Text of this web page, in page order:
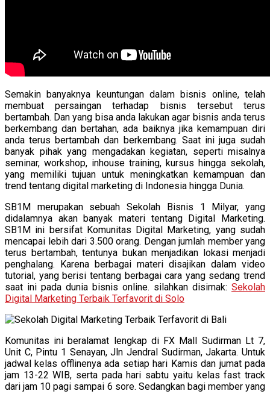
Semakin banyaknya keuntungan dalam bisnis online, telah
membuat persaingan terhadap bisnis tersebut terus
bertambah. Dan yang bisa anda lakukan agar bisnis anda terus
berkembang dan bertahan, ada baiknya jika kemampuan diri
anda terus bertambah dan berkembang. Saat ini juga sudah
banyak pihak yang mengadakan kegiatan, seperti misalnya
seminar, workshop, inhouse training, kursus hingga sekolah,
yang memiliki tujuan untuk meningkatkan kemampuan dan
trend tentang digital marketing di Indonesia hingga Dunia.
SB1M merupakan sebuah Sekolah Bisnis 1 Milyar, yang
didalamnya akan banyak materi tentang Digital Marketing.
SB1M ini bersifat Komunitas Digital Marketing, yang sudah
mencapai lebih dari 3.500 orang. Dengan jumlah member yang
terus bertambah, tentunya bukan menjadikan lokasi menjadi
penghalang. Karena berbagai materi disajikan dalam video
tutorial, yang berisi tentang berbagai cara yang sedang trend
saat ini pada dunia bisnis online. silahkan disimak: Sekolah
Digital Marketing Terbaik Terfavorit di Solo
Komunitas ini beralamat lengkap di FX Mall Sudirman Lt 7,
Unit C, Pintu 1 Senayan, Jln Jendral Sudirman, Jakarta. Untuk
jadwal kelas offlinenya ada setiap hari Kamis dan jumat pada
jam 13-22 WIB, serta pada hari sabtu yaitu kelas fast track
dari jam 10 pagi sampai 6 sore. Sedangkan bagi member yang